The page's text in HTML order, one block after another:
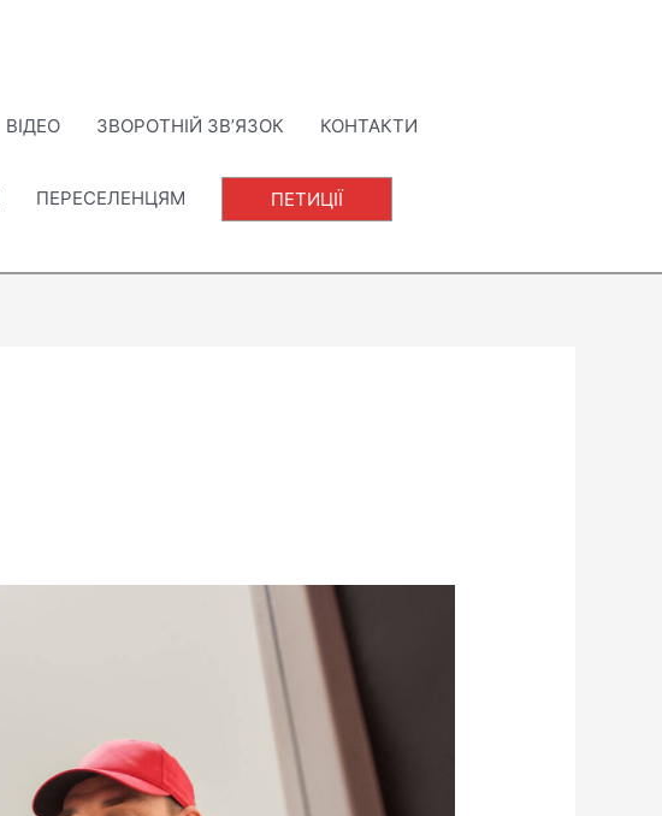
ВІДЕО ЗВОРОТНІЙ ЗВ’ЯЗОК КОНТАКТИ
ПЕРЕСЕЛЕНЦЯМ ПЕТИЦІЇ